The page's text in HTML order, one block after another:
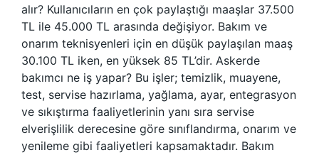
alır? Kullanıcıların en çok paylaştığı maaşlar 37.500
TL ile 45.000 TL arasında değişiyor. Bakım ve
onarım teknisyenleri için en düşük paylaşılan maaş
30.100 TL iken, en yüksek 85 TL’dir. Askerde
bakımcı ne iş yapar? Bu işler; temizlik, muayene,
test, servise hazırlama, yağlama, ayar, entegrasyon
ve sıkıştırma faaliyetlerinin yanı sıra servise
elverişlilik derecesine göre sınıflandırma, onarım ve
yenileme gibi faaliyetleri kapsamaktadır. Bakım